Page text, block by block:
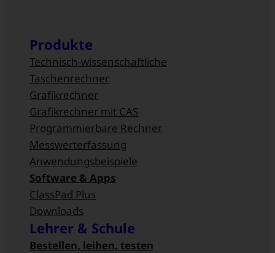
Produkte
Technisch-wissenschaftliche
Taschenrechner
Grafikrechner
Grafikrechner mit CAS
Programmierbare Rechner
Messwert­erfassung
Anwendungsbeispiele
Software & Apps
ClassPad Plus
Downloads
Lehrer & Schule
Bestellen, leihen, testen